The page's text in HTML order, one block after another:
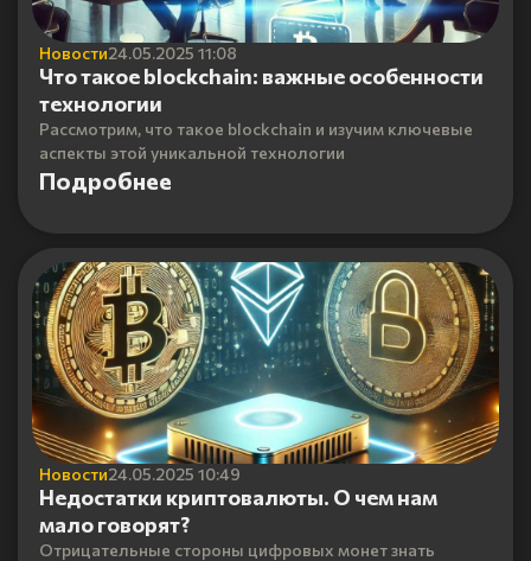
Новости24.05.2025 11:08
Что такое blockchain: важные особенности
технологии
Рассмотрим, что такое blockchain и изучим ключевые
аспекты этой уникальной технологии
Подробнее
Новости24.05.2025 10:49
Недостатки криптовалюты. О чем нам
мало говорят?
Отрицательные стороны цифровых монет знать